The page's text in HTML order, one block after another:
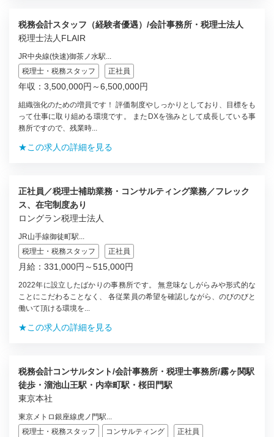
税務会計スタッフ（経験者優遇）/会計事務所・税理士法人
税理士法人FLAIR
JR中央線(快速)御茶ノ水駅...
税理士・税務スタッフ
正社員
年収：3,500,000円～6,500,000円
組織強化のための増員です！ 評価制度やしっかりとしており、目標をも
って仕事に取り組める環境です。 またDXを強みとして成長している事
務所ですので、残業時...
★この求人の詳細を見る
正社員／税理士補助業務・コンサルティング業務／フレック
ス、在宅制度あり
ロングラン税理士法人
JR山手線御徒町駅...
税理士・税務スタッフ
正社員
月給：331,000円～515,000円
2022年に設立したばかりの事務所です。 無意味なしがらみや形式的な
ことにこだわることなく、 各従業員の希望を確認しながら、のびのびと
働いて頂ける環境を...
★この求人の詳細を見る
税務会計コンサルタント/会計事務所・税理士事務所/霧ヶ関駅
徒歩・溜池山王駅・内幸町駅・桜田門駅
東京本社
東京メトロ銀座線虎ノ門駅...
税理士・税務スタッフ
コンサルティング 正社員